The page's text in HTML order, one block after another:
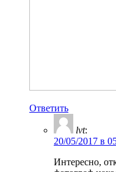
Ответить
lvt:
20/05/2017 в
Интересно,